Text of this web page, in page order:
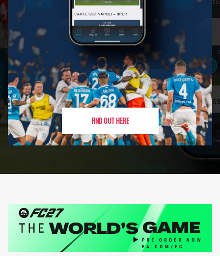
FIND OUT HERE